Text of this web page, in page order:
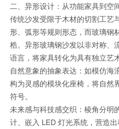
二、异形设计：从功能家具到空
传统沙发受限于木材的切割工艺
形、弧形等规则形态，而玻璃钢
梏。异形玻璃钢沙发以非对称、
语言，将家具转化为具有独立艺
自然意象的抽象表达：如模仿海
构为灵感的模块化座椅，将自然
符号。
未来感与科技感交织：棱角分明
计、嵌入 LED 灯光系统，营造出